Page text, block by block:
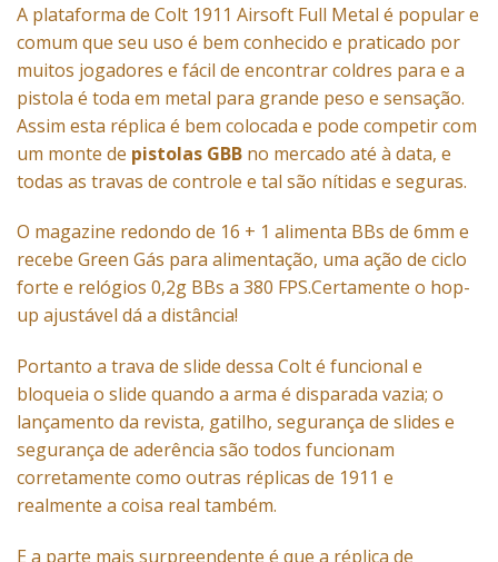
A plataforma de Colt 1911 Airsoft Full Metal é popular e
comum que seu uso é bem conhecido e praticado por
muitos jogadores e fácil de encontrar coldres para e a
pistola é toda em metal para grande peso e sensação.
Assim esta réplica é bem colocada e pode competir com
um monte de pistolas GBB no mercado até à data, e
todas as travas de controle e tal são nítidas e seguras.
O magazine redondo de 16 + 1 alimenta BBs de 6mm e
recebe Green Gás para alimentação, uma ação de ciclo
forte e relógios 0,2g BBs a 380 FPS.Certamente o hop-
up ajustável dá a distância!
Portanto a trava de slide dessa Colt é funcional e
bloqueia o slide quando a arma é disparada vazia; o
lançamento da revista, gatilho, segurança de slides e
segurança de aderência são todos funcionam
corretamente como outras réplicas de 1911 e
realmente a coisa real também.
E a parte mais surpreendente é que a réplica de